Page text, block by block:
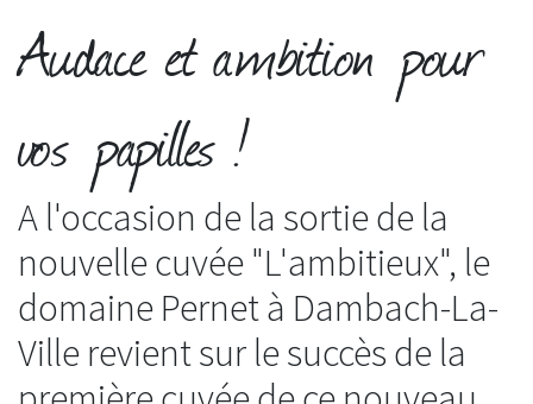
Audace et ambition pour
vos papilles !
A l'occasion de la sortie de la
nouvelle cuvée "L'ambitieux", le
domaine Pernet à Dambach-La-
Ville revient sur le succès de la